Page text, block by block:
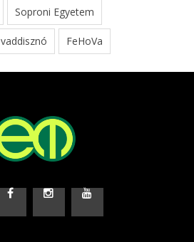
Soproni Egyetem
vaddisznó FeHoVa